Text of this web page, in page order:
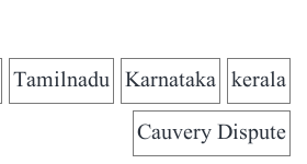
kerala
Karnataka
Tamilnadu
Cauvery Dispute